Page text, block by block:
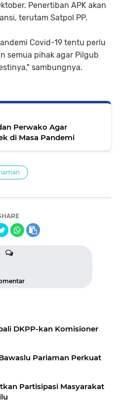
Penertiban APK akan
terutam Satpol PP.
Covid-19 tentu perlu
semua pihak agar Pilgub
sambungnya.
Perwako Agar
di Masa Pandemi
DKPP-kan Komisioner
Pariaman Perkuat
Partisipasi Masyarakat